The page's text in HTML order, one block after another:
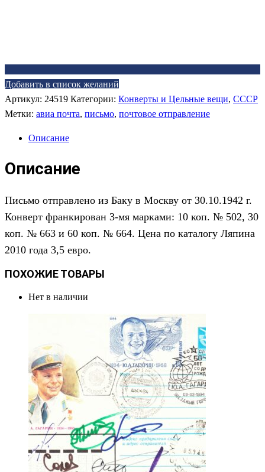
Добавить в список желаний
Артикул: 24519 Категории: Конверты и Цельные вещи, СССР
Метки: авиа почта, письмо, почтовое отправление
Описание
Описание
Письмо отправлено из Баку в Москву от 30.10.1942 г.
Конверт франкирован 3-мя марками: 10 коп. № 502, 30
коп. № 663 и 60 коп. № 664. Цена по каталогу Ляпина
2010 года 3,5 евро.
ПОХОЖИЕ ТОВАРЫ
Нет в наличии